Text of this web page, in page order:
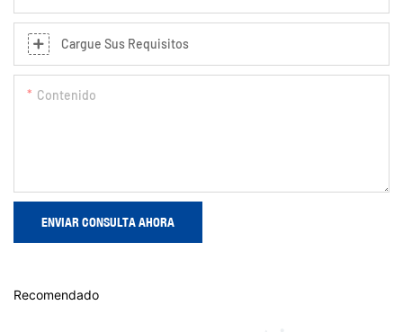
Cargue Sus Requisitos
Contenido
ENVIAR CONSULTA AHORA
Recomendado